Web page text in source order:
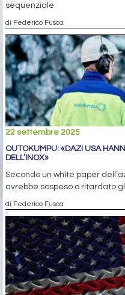
sequenziale
di Federico Fusca
22 settembre 2025
OUTOKUMPU: «DAZI USA
DELL’INOX»
Secondo un white paper
avrebbe sospeso o ritardato
di Federico Fusca